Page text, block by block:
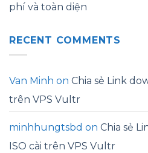
phí và toàn diện
RECENT COMMENTS
Van Minh on Chia sẻ Link
trên VPS Vultr
minhhungtsbd on Chia sẻ
ISO cài trên VPS Vultr